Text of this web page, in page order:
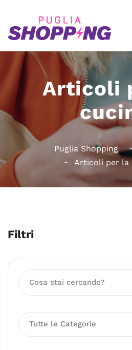
Articoli
Puglia Shopping
Articoli per la
Filtri
Tutte le Categorie